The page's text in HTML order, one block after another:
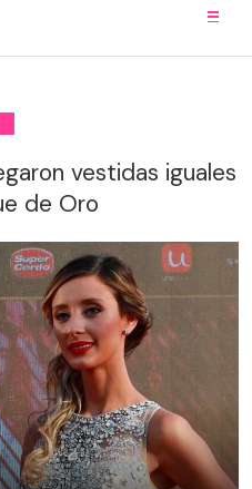
vestidas iguales
de Oro